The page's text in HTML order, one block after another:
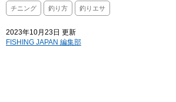
チニング 釣り方 釣りエサ
2023年10月23日 更新
FISHING JAPAN 編集部